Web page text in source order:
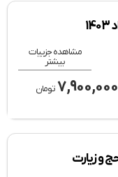
7,900,000تومان
مشاهده جزییات
بیشتر